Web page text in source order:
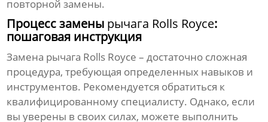
повторной замены.
Процесс замены рычага Rolls Royce:
пошаговая инструкция
Замена рычага Rolls Royce – достаточно сложная
процедура, требующая определенных навыков и
инструментов. Рекомендуется обратиться к
квалифицированному специалисту. Однако, если
вы уверены в своих силах, можете выполнить